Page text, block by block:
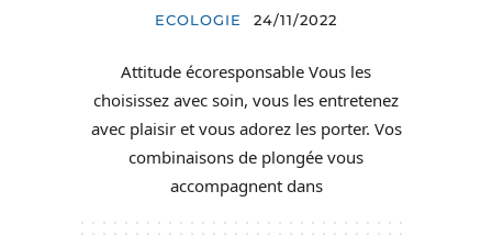
ECOLOGIE 24/11/2022
Attitude écoresponsable Vous les
choisissez avec soin, vous les entretenez
avec plaisir et vous adorez les porter. Vos
combinaisons de plongée vous
accompagnent dans